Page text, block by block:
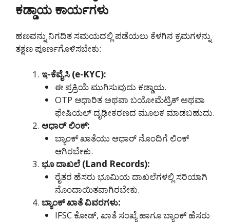
ಕಡ್ಡಾಯ ಕಾರ್ಯಗಳು
ಹಣವನ್ನು ನಿಗದಿತ ಸಮಯದಲ್ಲಿ ಪಡೆಯಲು ಕೆಳಗಿನ ಕ್ರಮಗಳನ್ನು
ತಕ್ಷಣ ಪೂರ್ಣಗೊಳಿಸಬೇಕು:
ಇ-ಕೆವೈಸಿ (e-KYC):
ಈ ಪ್ರಕ್ರಿಯೆ ಮುಗಿಸುವುದು ಕಡ್ಡಾಯ.
OTP ಆಧಾರಿತ ಅಥವಾ ಬಯೋಮೆಟ್ರಿಕ್ ಅಥವಾ
ಫೇಷಿಯಲ್ ದೃಢೀಕರಣದ ಮೂಲಕ ಮಾಡಬಹುದು.
ಆಧಾರ್ ಲಿಂಕ್:
ಬ್ಯಾಂಕ್ ಖಾತೆಯು ಆಧಾರ್ ನೊಂದಿಗೆ ಲಿಂಕ್
ಆಗಿರಬೇಕು.
ಭೂ ದಾಖಲೆ (Land Records):
ರೈತರ ಹೆಸರು ಭೂಮಿಯ ದಾಖಲೆಗಳಲ್ಲಿ ಸರಿಯಾಗಿ
ನೊಂದಾಯಿತವಾಗಿರಬೇಕು.
ಬ್ಯಾಂಕ್ ಖಾತೆ ವಿವರಗಳು:
IFSC ಕೋಡ್, ಖಾತೆ ಸಂಖ್ಯೆ ಹಾಗೂ ಬ್ಯಾಂಕ್ ಹೆಸರು